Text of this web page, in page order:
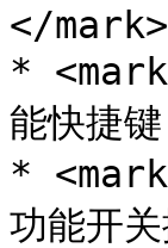
</
*
能快捷
*
功能开